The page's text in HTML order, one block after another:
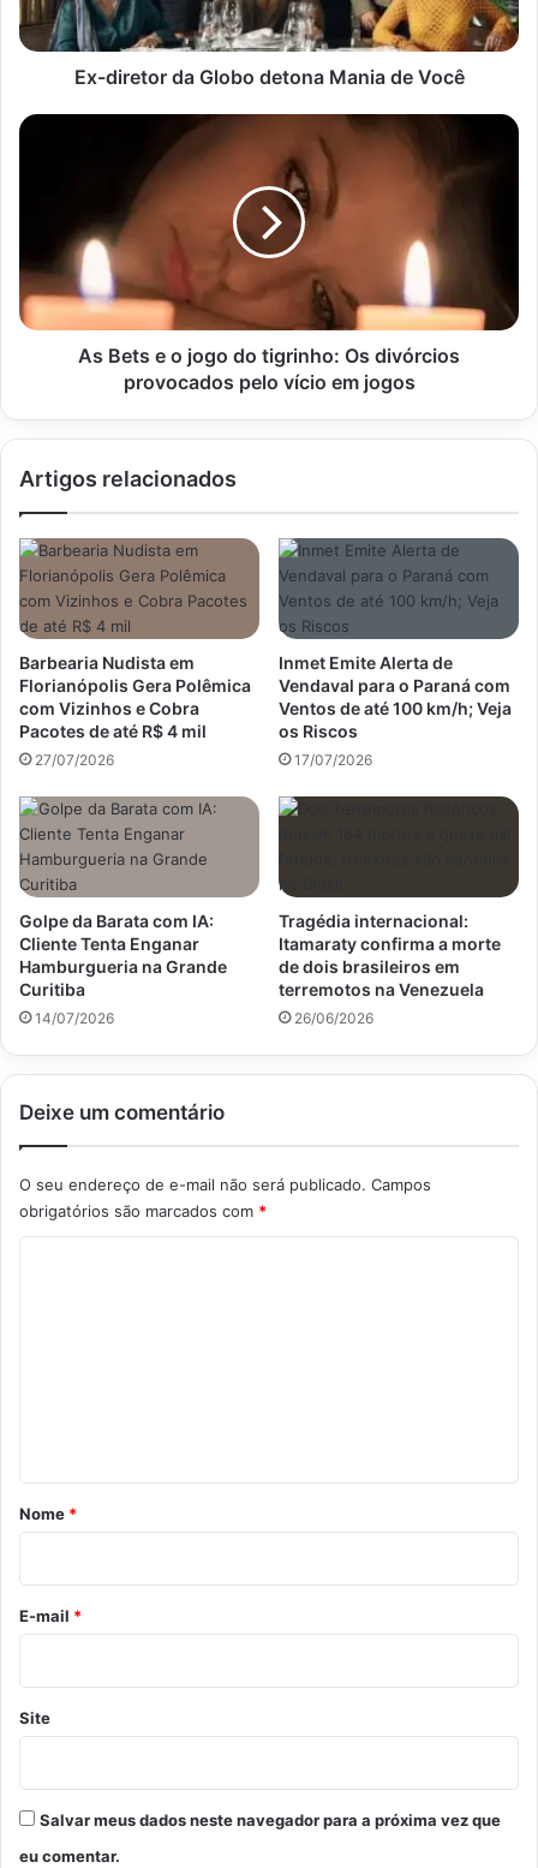
Você
Ex-diretor da Globo detona Mania de Você
As
tigrinho:
Os
divórcios
provocadosAs Bets e o jogo do tigrinho: Os divórcios
provocados pelo vício em jogos
Artigos relacionados
Barbearia Nudista em
Florianópolis Gera Polêmica
com Vizinhos e Cobra
Pacotes de até R$ 4 mil
27/07/2026
Inmet Emite Alerta de
Vendaval para o Paraná com
Ventos de até 100 km/h; Veja
os Riscos
17/07/2026
Golpe da Barata com IA:
Cliente Tenta Enganar
Hamburgueria na Grande
Curitiba
14/07/2026
Tragédia internacional:
Itamaraty confirma a morte
de dois brasileiros em
terremotos na Venezuela
26/06/2026
Deixe um comentário
O seu endereço de e-mail não será publicado. Campos
obrigatórios são marcados com *
r
o
*
Nome *
E-mail *
Site
Salvar meus dados neste navegador para a próxima vez que
eu comentar.